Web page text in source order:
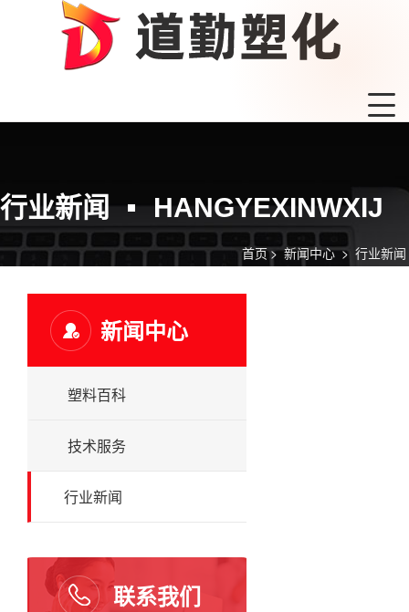
行业新闻 HANGYEXINWXIJ
首页 >新闻中心> 行业新闻
新闻中心
塑料百科
技术服务
行业新闻
联系我们